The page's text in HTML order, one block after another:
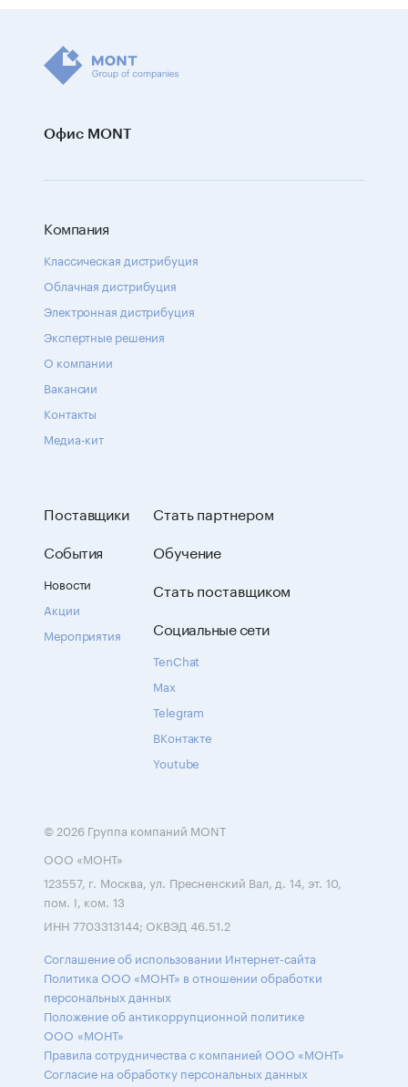
Офис MONT
Компания
Классическая дистрибуция
Облачная дистрибуция
Электронная дистрибуция
Экспертные решения
О компании
Вакансии
Контакты
Медиа-кит
Поставщики
События
Новости
Акции
Мероприятия
Стать партнером
Обучение
Стать поставщиком
Социальные сети
TenChat
Max
Telegram
ВКонтакте
Youtube
© 2026 Группа компаний MONT
ООО «МОНТ»
123557, г. Москва, ул. Пресненский Вал, д. 14, эт. 10,
пом. I, ком. 13
ИНН 7703313144; ОКВЭД 46.51.2
Соглашение об использовании Интернет-сайта
Политика ООО «МОНТ» в отношении обработки
персональных данных
Положение об антикоррупционной политике
ООО «МОНТ»
Правила сотрудничества с компанией ООО «МОНТ»
Согласие на обработку персональных данных